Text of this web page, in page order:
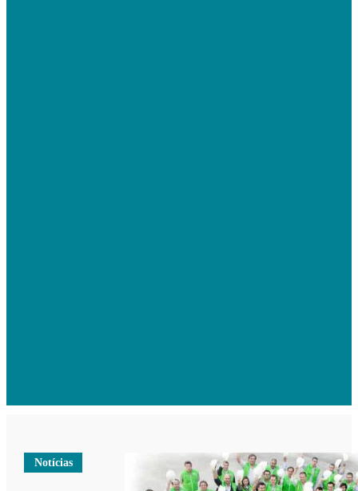
Notícias